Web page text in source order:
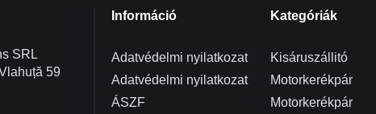
SRL
59
Információ
Adatvédelmi nyilatkozat
Adatvédelmi nyilatkozat
ÁSZF
Kategóriák
Kisáruszállitó
Motorkerékpár
Motorkerékpár